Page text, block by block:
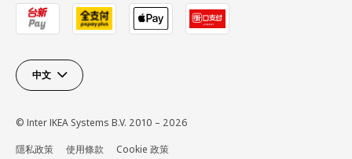
中文
© Inter IKEA Systems B.V. 2010 – 2026
隱私政策
使用條款 Cookie 政策